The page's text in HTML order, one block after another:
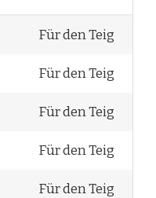
Für den Teig
Für den Teig
Für den Teig
Für den Teig
Für den Teig